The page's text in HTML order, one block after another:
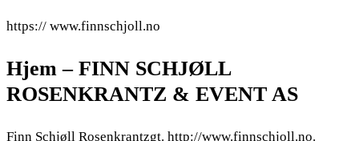
https:// www.finnschjoll.no
Hjem – FINN SCHJØLL
ROSENKRANTZ & EVENT AS
Finn Schjøll Rosenkrantzgt. http://www.finnschjoll.no.